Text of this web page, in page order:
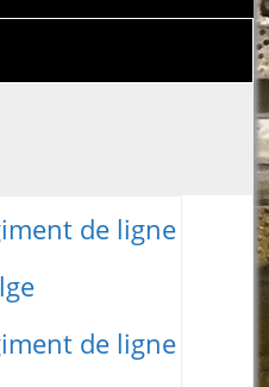
de ligne
de ligne